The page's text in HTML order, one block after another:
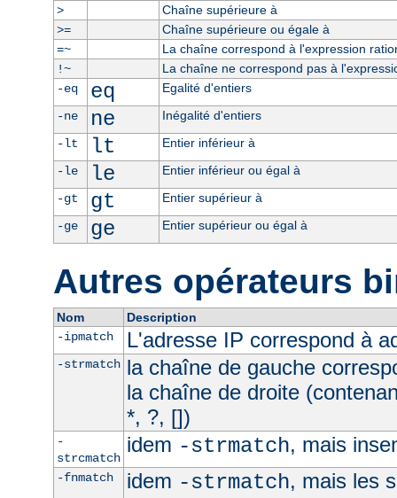
>
Chaîne supérieure à
>=
Chaîne supérieure ou égale à
=~
La chaîne correspond à l'expression
!~
La chaîne ne correspond pas à
-eq
eq
Egalité d'entiers
-ne
ne
Inégalité d'entiers
-lt
lt
Entier inférieur à
-le
le
Entier inférieur ou égal à
-gt
gt
Entier supérieur à
-ge
ge Entier supérieur ou égal à
Autres opérateurs
Nom
Description
-ipmatch
L'adresse IP correspond à
-strmatch la chaîne de gauche
la chaîne de droite
*, ?, [])
-
strcmatch
idem -strmatch, mais
-fnmatch idem -strmatch, mais les